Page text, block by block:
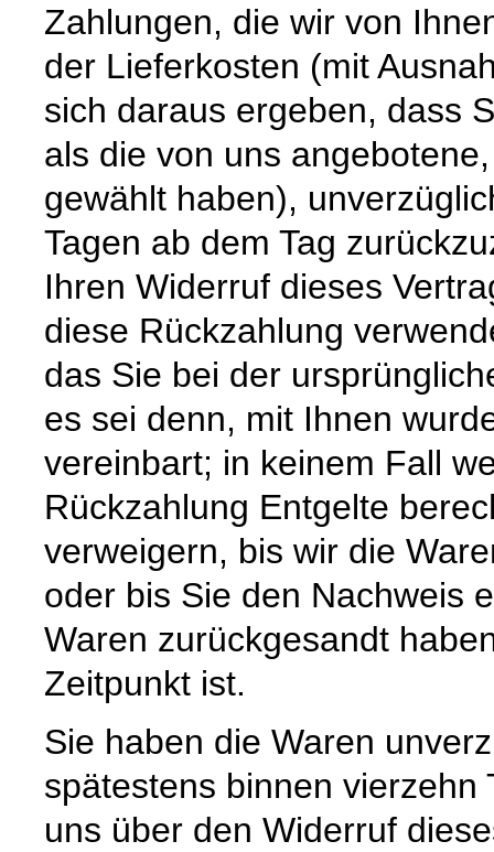
Zahlungen, die wir von
der Lieferkosten (mit
sich daraus ergeben, dass
als die von uns
gewählt haben),
Tagen ab dem Tag
Ihren Widerruf dieses
diese Rückzahlung
das Sie bei der
es sei denn, mit Ihnen
vereinbart; in keinem Fall
Rückzahlung Entgelte
verweigern, bis wir die
oder bis Sie den Nachweis
Waren zurückgesandt
Zeitpunkt ist.
Sie haben die Waren
spätestens binnen vierzehn
uns über den Widerruf